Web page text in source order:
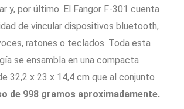
y, por último. El Fangor F-301 cuenta
de vincular dispositivos bluetooth,
ratones o teclados. Toda esta
se ensambla en una compacta
32,2 x 23 x 14,4 cm que al conjunto
de 998 gramos aproximadamente.